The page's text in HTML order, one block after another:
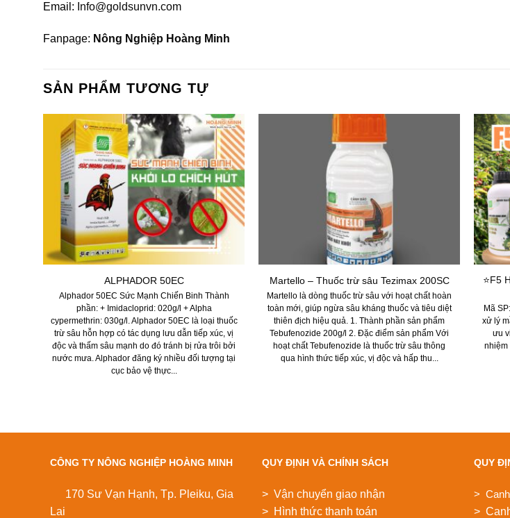
Email: Info@goldsunvn.com
Fanpage: Nông Nghiệp Hoàng Minh
SẢN PHẨM TƯƠNG TỰ
ALPHADOR 50EC
Alphador 50EC Sức Mạnh Chiến Binh Thành
phần: + Imidacloprid: 020g/l + Alpha
cypermethrin: 030g/l. Alphador 50EC là loại thuốc
trừ sâu hỗn hợp có tác dụng lưu dẫn tiếp xúc, vị
độc và thấm sâu mạnh do đó tránh bị rửa trôi bởi
nước mưa. Alphador đăng ký nhiều đối tượng tại
cục bảo vệ thực...
Martello – Thuốc trừ sâu Tezimax 200SC
Martello là dòng thuốc trừ sâu với hoạt chất hoàn
toàn mới, giúp ngừa sâu kháng thuốc và tiêu diệt
thiên địch hiệu quả. 1. Thành phần sản phẩm
Tebufenozide 200g/l 2. Đặc điểm sản phẩm Với
hoạt chất Tebufenozide là thuốc trừ sâu thông
qua hình thức tiếp xúc, vị độc và hấp thu...
⭐F5
Mã
xử lý
ưu
nhiệm
CÔNG TY NÔNG NGHIỆP HOÀNG MINH
170 Sư Vạn Hạnh, Tp. Pleiku, Gia
Lai
QUY ĐỊNH VÀ CHÍNH SÁCH
> Vận chuyển giao nhận
> Hình thức thanh toán
QUY
>
>